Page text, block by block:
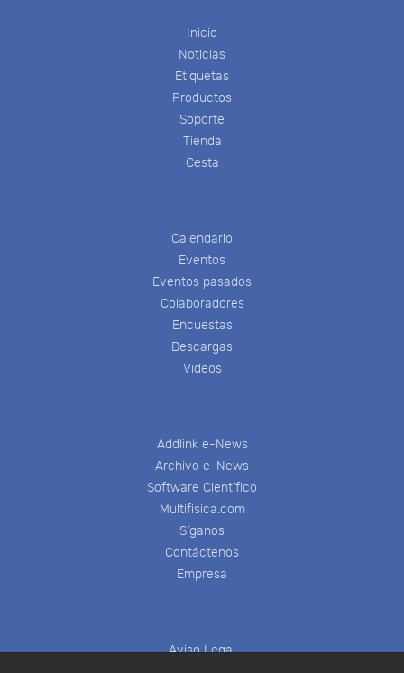
Inicio
Noticias
Etiquetas
Productos
Soporte
Tienda
Cesta
Calendario
Eventos
Eventos pasados
Colaboradores
Encuestas
Descargas
Videos
Addlink e-News
Archivo e-News
Software Científico
Multifisica.com
Síganos
Contáctenos
Empresa
Aviso Legal